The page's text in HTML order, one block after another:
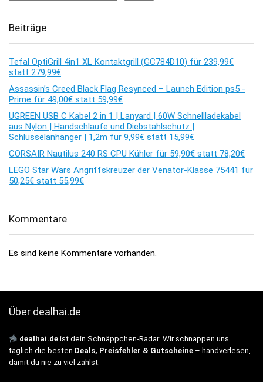
Beiträge
Tefal OptiGrill 4in1 XL Kontaktgrill (GC784D10) für 239,99€
statt 279,99€
Assassin’s Creed Black Flag Resynced – Launch Edition ps5 -
Prime für 49,00€ statt 59,99€
UGREEN USB C Kabel 2 in 1 | Lanyard | 60W Schnellladekabel
aus Nylon | Handschlaufe und Diebstahlschutz |
Schlüsselanhänger | 1,2m für 9,99€ statt 15,99€
CORSAIR Nautilus 240 RS CPU Kühler für 59,90€ statt 78,20€
LEGO Star Wars Angriffskreuzer der Venator-Klasse 75441 für
50,25€ statt 55,99€
Kommentare
Es sind keine Kommentare vorhanden.
Über dealhai.de
dealhai.de ist dein Schnäppchen-Radar: Wir schnappen uns
täglich die besten Deals, Preisfehler & Gutscheine – handverlesen,
damit du nie zu viel zahlst.